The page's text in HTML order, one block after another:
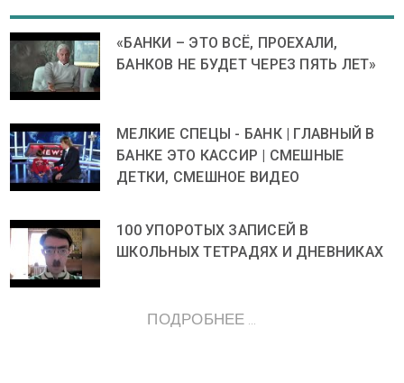
«БАНКИ – ЭТО ВСЁ, ПРОЕХАЛИ,
БАНКОВ НЕ БУДЕТ ЧЕРЕЗ ПЯТЬ ЛЕТ»
МЕЛКИЕ СПЕЦЫ - БАНК | ГЛАВНЫЙ В
БАНКЕ ЭТО КАССИР | СМЕШНЫЕ
ДЕТКИ, СМЕШНОЕ ВИДЕО
100 УПОРОТЫХ ЗАПИСЕЙ В
ШКОЛЬНЫХ ТЕТРАДЯХ И ДНЕВНИКАХ
ПОДРОБНЕЕ ...